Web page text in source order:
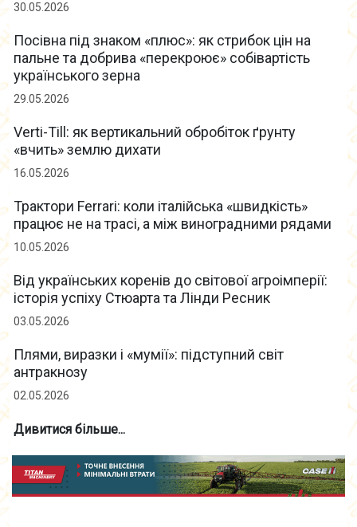
30.05.2026
Посівна під знаком «плюс»: як стрибок цін на
пальне та добрива «перекроює» собівартість
українського зерна
29.05.2026
Verti-Till: як вертикальний обробіток ґрунту
«вчить» землю дихати
16.05.2026
Трактори Ferrari: коли італійська «швидкість»
працює не на трасі, а між виноградними рядами
10.05.2026
Від українських коренів до світової агроімперії:
історія успіху Стюарта та Лінди Ресник
03.05.2026
Плями, виразки і «мумії»: підступний світ
антракнозу
02.05.2026
Дивитися більше...